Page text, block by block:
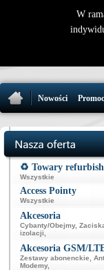
Nowości
♻️ Towary
Wszystkie
Access Pointy
Wszystkie
Akcesoria
Cybanty/Obejmy,
izolacji
Akcesoria GSM/
Zestawy abonenckie
Modemy,
W